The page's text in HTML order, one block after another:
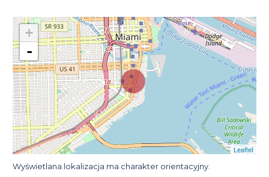
+
-
Leaflet
Wyświetlana lokalizacja ma charakter orientacyjny.